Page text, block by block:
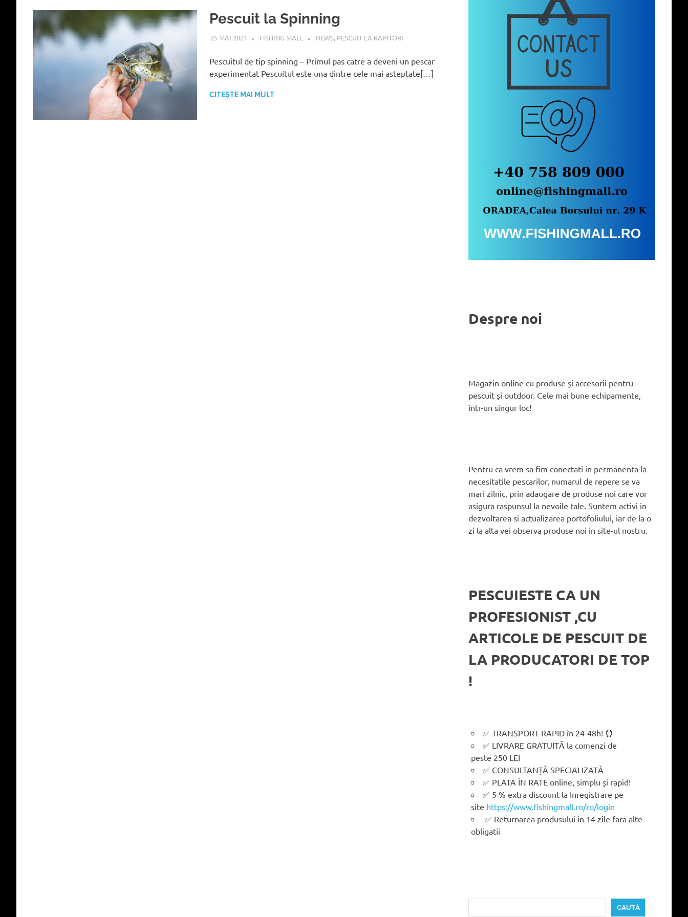
Pescuit la Spinning
25 MAI 2021 FISHING MALL NEWS, PESCUIT LA RAPITORI
Pescuitul de tip spinning – Primul pas catre a deveni un pescar
experimentat Pescuitul este una dintre cele mai asteptate[…]
CITEȘTE MAI MULT
Despre noi
Magazin online cu produse și accesorii pentru
pescuit și outdoor. Cele mai bune echipamente,
într-un singur loc!
Pentru ca vrem sa fim conectati in permanenta la
necesitatile pescarilor, numarul de repere se va
mari zilnic, prin adaugare de produse noi care vor
asigura raspunsul la nevoile tale. Suntem activi in
dezvoltarea si actualizarea portofoliului, iar de la o
zi la alta vei observa produse noi in site-ul nostru.
PESCUIESTE CA UN
PROFESIONIST ,CU
ARTICOLE DE PESCUIT DE
LA PRODUCATORI DE TOP
!
✅ TRANSPORT RAPID în 24-48h! ⏰
✅ LIVRARE GRATUITĂ la comenzi de
peste 250 LEI
✅ CONSULTANȚĂ SPECIALIZATĂ
✅ PLATA ÎN RATE online, simplu și rapid!
✅ 5 % extra discount la Inregistrare pe
site https://www.fishingmall.ro/ro/login
✅ Returnarea produsului in 14 zile fara alte
obligatii
CAUTĂ